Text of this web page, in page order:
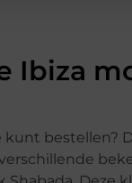
Ibiza
bestellen?